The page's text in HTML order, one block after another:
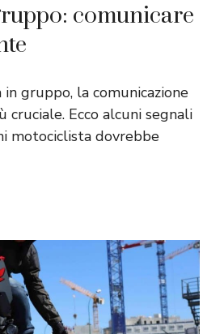
comunicare
in gruppo, la comunicazione
cruciale. Ecco alcuni segnali
motociclista dovrebbe